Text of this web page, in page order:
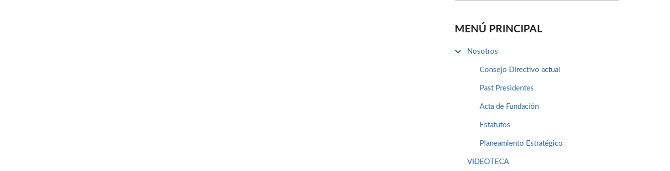
MENÚ PRINCIPAL
Nosotros
Consejo Directivo actual
Past Presidentes
Acta de Fundación
Estatutos
Planeamiento Estratégico
VIDEOTECA